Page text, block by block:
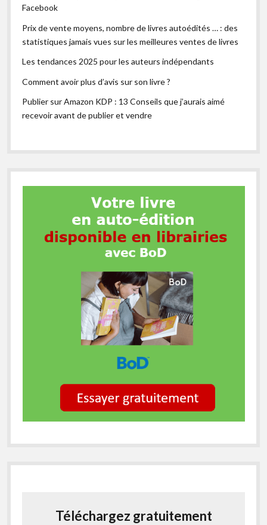
Facebook
Prix de vente moyens, nombre de livres autoédités … : des
statistiques jamais vues sur les meilleures ventes de livres
Les tendances 2025 pour les auteurs indépendants
Comment avoir plus d’avis sur son livre ?
Publier sur Amazon KDP : 13 Conseils que j’aurais aimé
recevoir avant de publier et vendre
Téléchargez gratuitement